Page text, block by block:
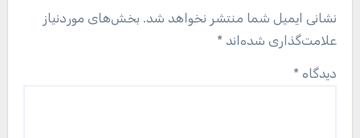
نشانی ایمیل شما منتشر نخواهد شد. بخش‌های موردنیاز
علامت‌گذاری شده‌اند *
دیدگاه *